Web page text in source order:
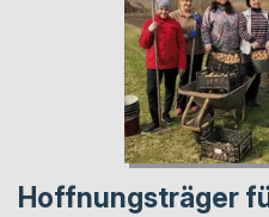
Hoffnungsträger